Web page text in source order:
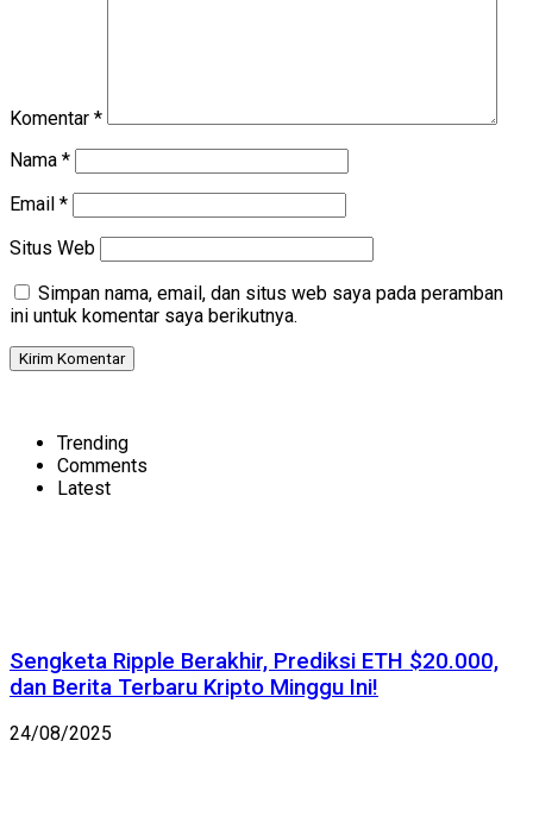
Komentar *
Nama *
Email *
Situs Web
Simpan nama, email, dan situs web saya pada peramban
ini untuk komentar saya berikutnya.
Trending
Comments
Latest
Sengketa Ripple Berakhir, Prediksi ETH $20.000,
dan Berita Terbaru Kripto Minggu Ini!
24/08/2025